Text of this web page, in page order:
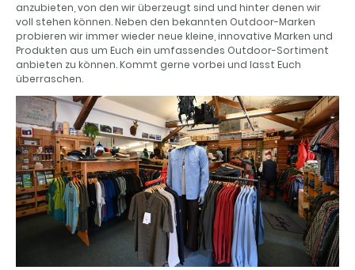
anzubieten, von den wir überzeugt sind und hinter denen wir
voll stehen können. Neben den bekannten Outdoor-Marken
probieren wir immer wieder neue kleine, innovative Marken und
Produkten aus um Euch ein umfassendes Outdoor-Sortiment
anbieten zu können. Kommt gerne vorbei und lasst Euch
überraschen.